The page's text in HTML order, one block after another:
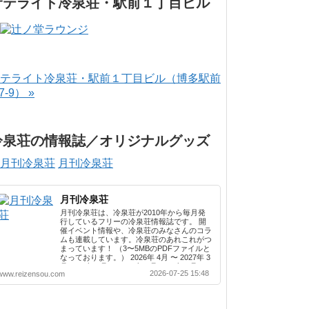
ライト冷泉荘・駅前１丁目ビル（博多駅前
9） »
泉荘の情報誌／オリジナルグッズ
月刊冷泉荘
月刊冷泉荘
月刊冷泉荘は、冷泉荘が2010年から毎月発
行しているフリーの冷泉荘情報誌です。 開
催イベント情報や、冷泉荘のみなさんのコラ
ムも連載しています。冷泉荘のあれこれがつ
まっています！ （3〜5MBのPDFファイルと
なっております。） 2026年 4月 〜 2027年 3
2025年 3月 2023年 4月 〜 2024年 3月 2022
年 4月 〜 2023年 3月 2021年 4月 〜 2022年
2026-07-25 15:48